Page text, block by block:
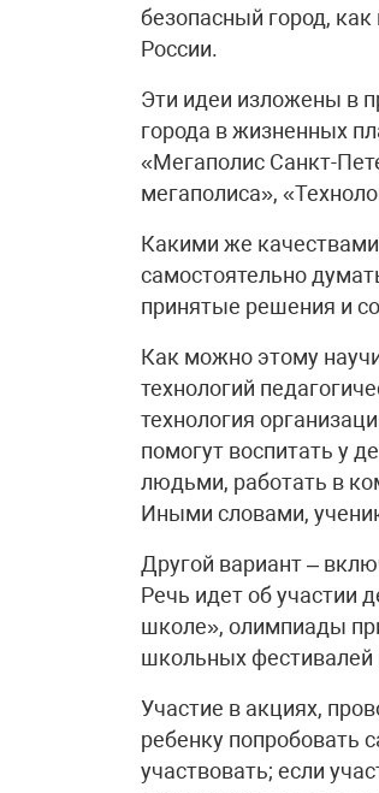
безопасный город,
России.
Эти идеи изложены в
города в жизненных
«Мегаполис Санкт-
мегаполиса»,
Какими же
самостоятельно
принятые решения и
Как можно этому
технологий
технология
помогут воспитать у
людьми, работать в
Иными словами,
Другой вариант –
Речь идет об участии
школе», олимпиады
школьных фестивалей
Участие в акциях,
ребенку попробовать
участвовать; если